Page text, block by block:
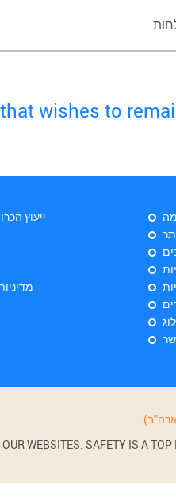
wishes to
ייעוץ
WEBSITES. SAFETY IS A